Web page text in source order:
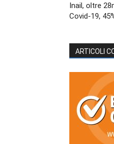
Inail, oltre
Covid-19,
ARTICOLI